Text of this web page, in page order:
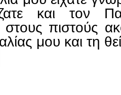
και τον
πιστούς
μου και τη